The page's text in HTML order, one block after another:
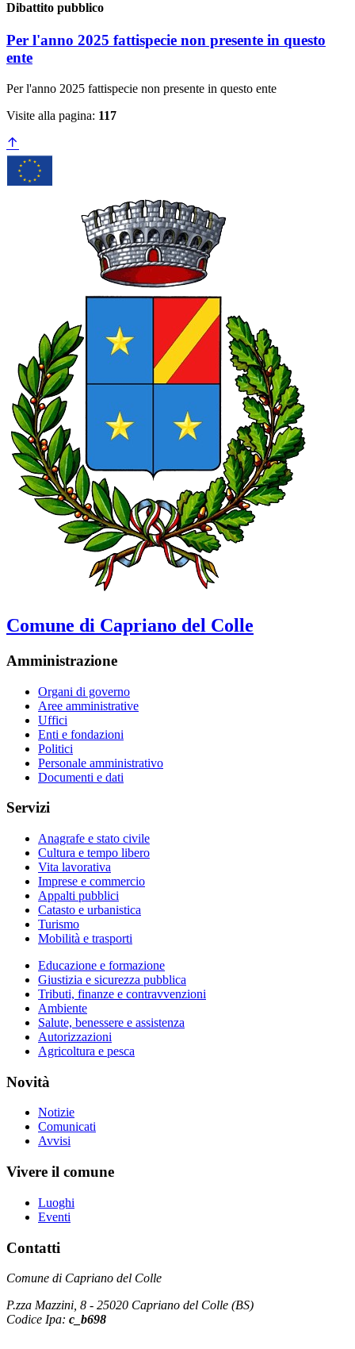
Dibattito pubblico
Per l'anno 2025 fattispecie non presente in questo
ente
Per l'anno 2025 fattispecie non presente in questo ente
Visite alla pagina: 117
Comune di Capriano del Colle
Amministrazione
Organi di governo
Aree amministrative
Uffici
Enti e fondazioni
Politici
Personale amministrativo
Documenti e dati
Servizi
Anagrafe e stato civile
Cultura e tempo libero
Vita lavorativa
Imprese e commercio
Appalti pubblici
Catasto e urbanistica
Turismo
Mobilità e trasporti
Educazione e formazione
Giustizia e sicurezza pubblica
Tributi, finanze e contravvenzioni
Ambiente
Salute, benessere e assistenza
Autorizzazioni
Agricoltura e pesca
Novità
Notizie
Comunicati
Avvisi
Vivere il comune
Luoghi
Eventi
Contatti
Comune di Capriano del Colle
P.zza Mazzini, 8 - 25020 Capriano del Colle (BS)
Codice Ipa: c_b698